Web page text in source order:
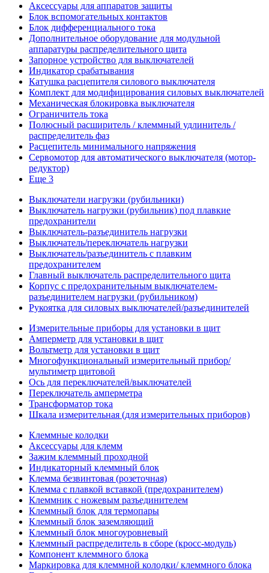
Аксессуары для аппаратов защиты
Блок вспомогательных контактов
Блок дифференциального тока
Дополнительное оборудование для модульной
аппаратуры распределительного щита
Запорное устройство для выключателей
Индикатор срабатывания
Катушка расцепителя силового выключателя
Комплект для модифицирования силовых выключателей
Механическая блокировка выключателя
Ограничитель тока
Полюсный расширитель / клеммный удлинитель /
распределитель фаз
Расцепитель минимального напряжения
Сервомотор для автоматического выключателя (мотор-
редуктор)
Еще 3
Выключатели нагрузки (рубильники)
Выключатель нагрузки (рубильник) под плавкие
предохранители
Выключатель-разъединитель нагрузки
Выключатель/переключатель нагрузки
Выключатель/разъединитель с плавким
предохранителем
Главный выключатель распределительного щита
Корпус с предохранительным выключателем-
разъединителем нагрузки (рубильником)
Рукоятка для силовых выключателей/разъединителей
Измерительные приборы для установки в щит
Амперметр для установки в щит
Вольтметр для установки в щит
Многофункциональный измерительный прибор/
мультиметр щитовой
Ось для переключателей/выключателей
Переключатель амперметра
Трансформатор тока
Шкала измерительная (для измерительных приборов)
Клеммные колодки
Аксессуары для клемм
Зажим клеммный проходной
Индикаторный клеммный блок
Клемма безвинтовая (розеточная)
Клемма с плавкой вставкой (предохранителем)
Клеммник с ножевым разъединителем
Клеммный блок для термопары
Клеммный блок заземляющий
Клеммный блок многоуровневый
Клеммный распределитель в сборе (кросс-модуль)
Компонент клеммного блока
Маркировка для клеммной колодки/ клеммного блока